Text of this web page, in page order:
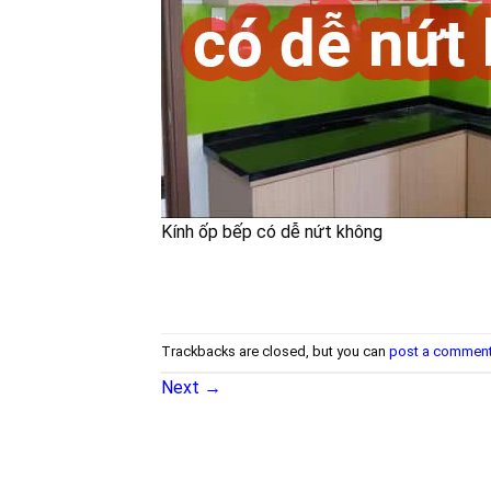
Kính ốp bếp có dễ nứt không
Trackbacks are closed, but you can post a
Next →